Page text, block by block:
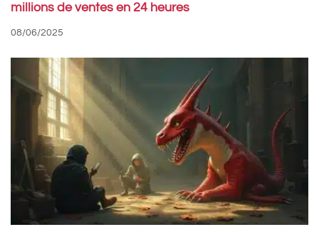
millions de ventes en 24 heures
08/06/2025